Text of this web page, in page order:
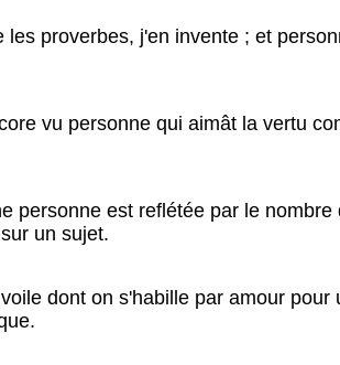
les proverbes, j'en invente ; et
vu personne qui aimât la vertu
personne est reflétée par le
un sujet.
dont on s'habille par amour